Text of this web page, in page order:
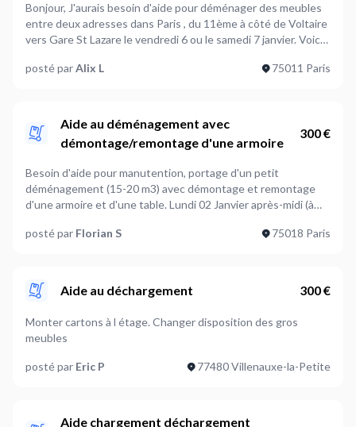
Bonjour, J'aurais besoin d'aide pour déménager des meubles
entre deux adresses dans Paris , du 11ème à côté de Voltaire
vers Gare St Lazare le vendredi 6 ou le samedi 7 janvier. Voici
table bureau + chaise - 1 étagère blanche - deux chaises de
posté parAlix L 75011 Paris
Aide au déménagement avec
démontage/remontage d'une armoire
300 €
Besoin d'aide pour manutention, portage d'un petit
déménagement (15-20 m3) avec démontage et remontage
d'une armoire et d'une table. Lundi 02 Janvier après-midi (à
lave-linge etc. Au départ (Paris 18ème) : ascenseur pour les
d'ascenseur, tout à monter au 5ème étage. Prévoir des
couvertures pour protéger les meubles et des plateaux à
roulettes pour déplacer les cartons. J'ai déjà un camion (20
m3 châssis abaissé). Attention démontage et remontage un
(lourd, fragile, mécanisme de glissières plus complexe que des
posté par Florian S 75018 Paris
Aide au déchargement 300 €
Monter cartons à l étage. Changer disposition des gros
meubles
posté par Eric P 77480 Villenauxe-la-Petite
Aide chargement déchargement